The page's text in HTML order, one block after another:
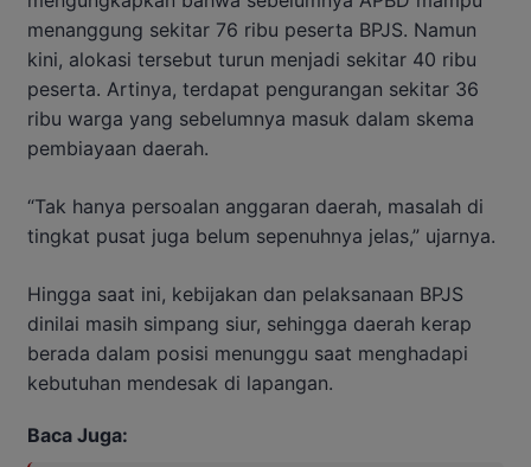
menanggung sekitar 76 ribu peserta BPJS. Namun
kini, alokasi tersebut turun menjadi sekitar 40 ribu
peserta. Artinya, terdapat pengurangan sekitar 36
ribu warga yang sebelumnya masuk dalam skema
pembiayaan daerah.
“Tak hanya persoalan anggaran daerah, masalah di
tingkat pusat juga belum sepenuhnya jelas,” ujarnya.
Hingga saat ini, kebijakan dan pelaksanaan BPJS
dinilai masih simpang siur, sehingga daerah kerap
berada dalam posisi menunggu saat menghadapi
kebutuhan mendesak di lapangan.
Baca Juga: